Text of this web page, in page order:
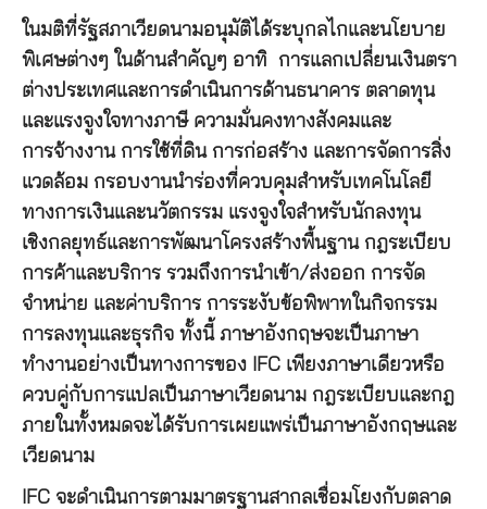
ในมติที่รัฐสภาเวียดนามอนุมัติได้ระบุกลไกและนโยบาย
พิเศษต่างๆ ในด้านสำคัญๆ อาทิ การแลกเปลี่ยนเงินตรา
ต่างประเทศและการดำเนินการด้านธนาคาร ตลาดทุน
และแรงจูงใจทางภาษี ความมั่นคงทางสังคมและ
การจ้างงาน การใช้ที่ดิน การก่อสร้าง และการจัดการสิ่ง
แวดล้อม กรอบงานนำร่องที่ควบคุมสำหรับเทคโนโลยี
ทางการเงินและนวัตกรรม แรงจูงใจสำหรับนักลงทุน
เชิงกลยุทธ์และการพัฒนาโครงสร้างพื้นฐาน กฎระเบียบ
การค้าและบริการ รวมถึงการนำเข้า/ส่งออก การจัด
จำหน่าย และค่าบริการ การระงับข้อพิพาทในกิจกรรม
การลงทุนและธุรกิจ ทั้งนี้ ภาษาอังกฤษจะเป็นภาษา
ทำงานอย่างเป็นทางการของ IFC เพียงภาษาเดียวหรือ
ควบคู่กับการแปลเป็นภาษาเวียดนาม กฎระเบียบและกฎ
ภายในทั้งหมดจะได้รับการเผยแพร่เป็นภาษาอังกฤษและ
เวียดนาม
IFC จะดำเนินการตามมาตรฐานสากลเชื่อมโยงกับตลาด